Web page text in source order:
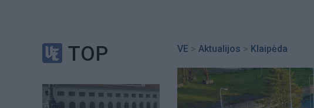
TOP VE > Aktualijos > Klaipėda